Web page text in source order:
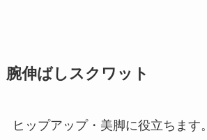
腕伸ばしスクワット
ヒップアップ・美脚に役立ちます。